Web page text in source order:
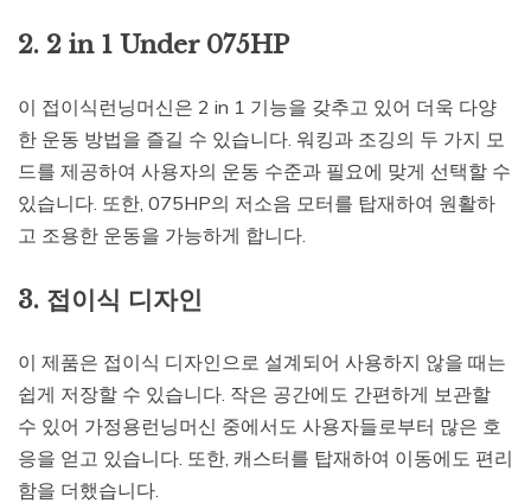
2. 2 in 1 Under 075HP
이 접이식런닝머신은 2 in 1 기능을 갖추고 있어 더욱 다양
한 운동 방법을 즐길 수 있습니다. 워킹과 조깅의 두 가지 모
드를 제공하여 사용자의 운동 수준과 필요에 맞게 선택할 수
있습니다. 또한, 075HP의 저소음 모터를 탑재하여 원활하
고 조용한 운동을 가능하게 합니다.
3. 접이식 디자인
이 제품은 접이식 디자인으로 설계되어 사용하지 않을 때는
쉽게 저장할 수 있습니다. 작은 공간에도 간편하게 보관할
수 있어 가정용런닝머신 중에서도 사용자들로부터 많은 호
응을 얻고 있습니다. 또한, 캐스터를 탑재하여 이동에도 편리
함을 더했습니다.